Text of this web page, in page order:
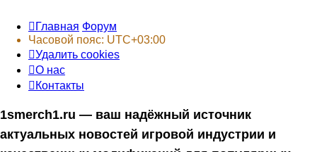
Главная Форум
Часовой пояс: UTC+03:00
Удалить cookies
О нас
Контакты
1smerch1.ru — ваш надёжный источник
актуальных новостей игровой индустрии и